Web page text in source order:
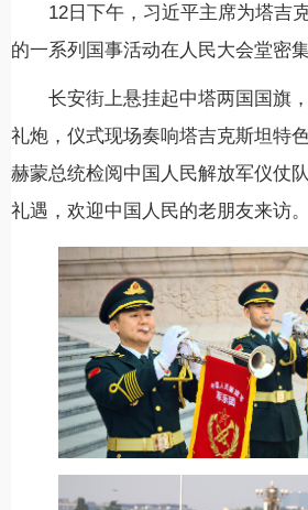
12日下午，习近平主席为塔吉
的一系列国事活动在人民大会堂密集
长安街上悬挂起中塔两国国旗
礼炮，仪式现场奏响塔吉克斯坦特
赫蒙总统检阅中国人民解放军仪仗
礼遇，欢迎中国人民的老朋友来访。